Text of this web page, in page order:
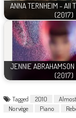
ANNA TERNHEIM - All
(2017)
JENNIE
(2017)
Tagged 2010
Norvège
Piano